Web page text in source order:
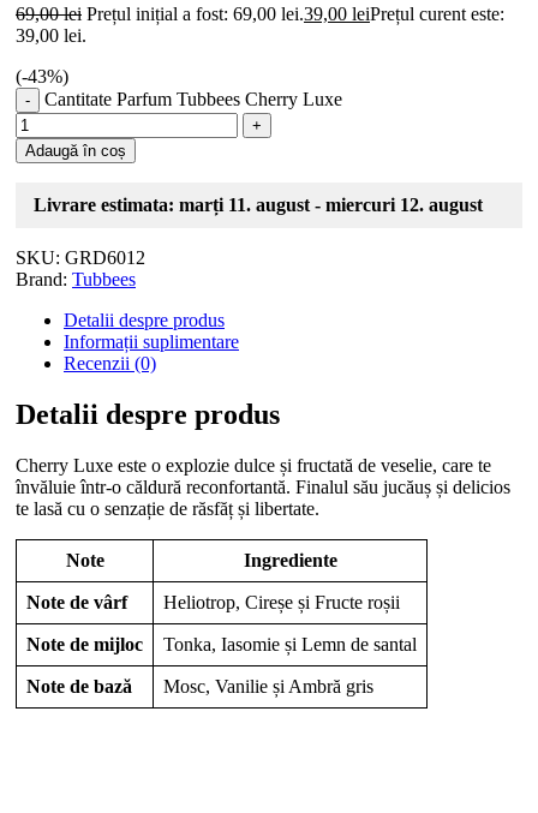
69,00lei Prețul inițial a fost: 69,00 lei.39,00 leiPrețul curent este:
39,00 lei.
(-43%)
Cantitate Parfum Tubbees Cherry Luxe
Adaugă în coș
Livrare estimata: marți 11. august - miercuri 12. august
SKU: GRD6012
Brand: Tubbees
Detalii despre produs
Informații suplimentare
Recenzii (0)
Detalii despre produs
Cherry Luxe este o explozie dulce și fructată de veselie, care te
învăluie într-o căldură reconfortantă. Finalul său jucăuș și delicios
te lasă cu o senzație de răsfăț și libertate.
Note Ingrediente
Note de vârf Heliotrop, Cireșe și Fructe roșii
Note de mijloc Tonka, Iasomie și Lemn de santal
Note de bază Mosc, Vanilie și Ambră gris